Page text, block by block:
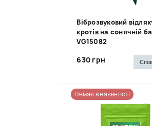
Віброзвуковий
кротів на сонячній
VG15082
630 грн
Немає в наявності